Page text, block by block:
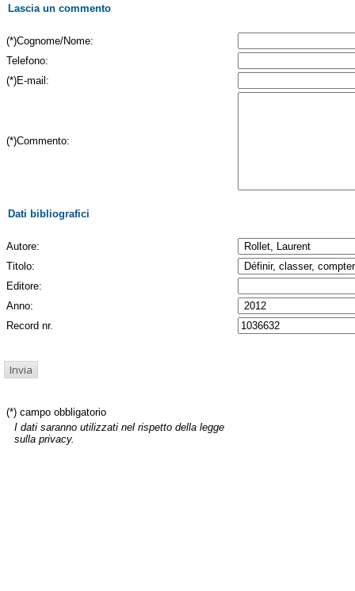
Lascia un commento
(*)Cognome/Nome:
Telefono:
(*)E-mail:
(*)Commento:
Dati bibliografici
Autore:
Titolo:
Editore:
Anno:
Record nr.
(*) campo obbligatorio
I dati saranno utilizzati nel rispetto della legge
sulla privacy.